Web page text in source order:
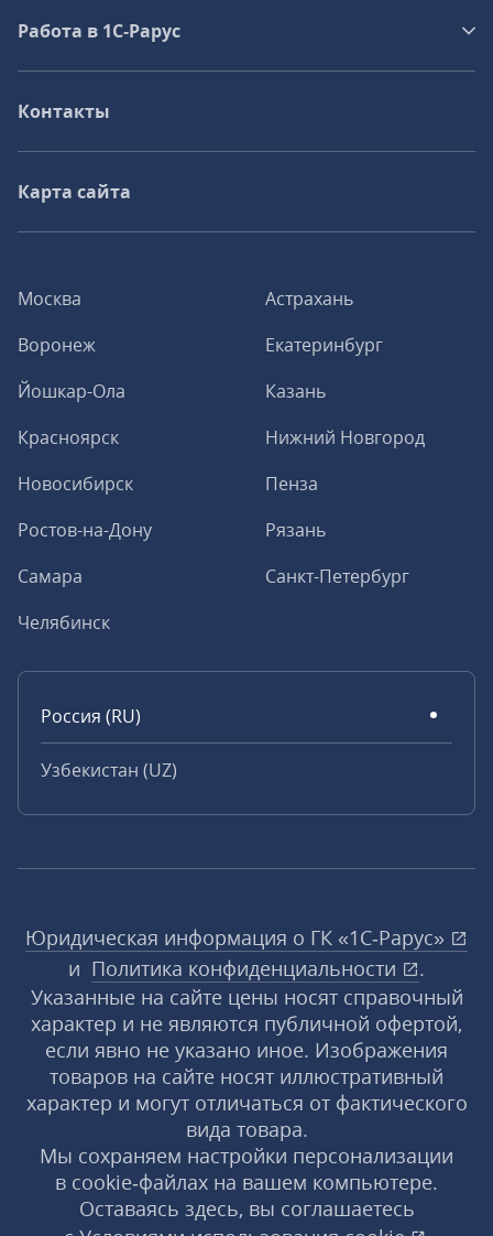
Москва
Астрахань
Воронеж
Екатеринбург
Йошкар-Ола
Казань
Красноярск
Нижний Новгород
Новосибирск
Пенза
Ростов-на-Дону
Рязань
Самара
Санкт-Петербург
Челябинск
Россия (RU)
Узбекистан (UZ)
Работа в 1С‑Рарус
Контакты
Карта сайта
Юридическая информация о ГК «1С‑Рарус»
и Политика конфиденциальности
.
Указанные на сайте цены носят справочный
характер и не являются публичной офертой,
если явно не указано иное. Изображения
товаров на сайте носят иллюстративный
характер и могут отличаться от фактического
вида товара.
Мы сохраняем настройки персонализации
в cookie‑файлах на вашем компьютере.
Оставаясь здесь, вы соглашаетесь